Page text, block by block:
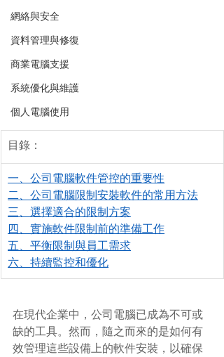
網絡與安全
資料管理與修復
商業電腦支援
系統優化與維護
個人電腦使用
目錄：
一、公司電腦軟件管控的重要性
二、公司電腦限制安裝軟件的常用方法
三、選擇適合的限制方案
四、實施軟件限制前的準備工作
五、平衡限制與員工需求
六、持續監控和優化
在現代企業中，公司電腦已成為不可或
缺的工具。然而，隨之而來的是如何有
效管理這些設備上的軟件安裝，以確保